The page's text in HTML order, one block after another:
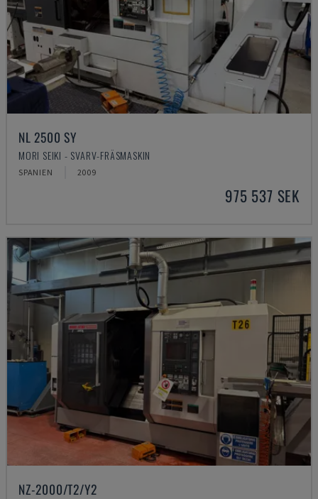
NL 2500 SY
MORI SEIKI - SVARV-FRÄSMASKIN
SPANIEN 2009
975 537 SEK
NZ-2000/T2/Y2